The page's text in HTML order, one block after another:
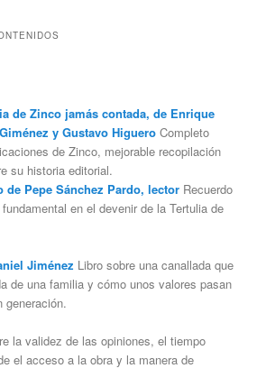
de Zinco jamás contada, de Enrique
y Gustavo HigueroCompleto
de Zinco, mejorable recopilación
su historia editorial.
Pepe Sánchez Pardo, lectorRecuerdo
en el devenir de la Tertulia de
Jiménez Libro sobre una canallada que
de una familia y cómo unos valores pasan
generación.
la validez de las opiniones, el tiempo
el acceso a la obra y la manera de